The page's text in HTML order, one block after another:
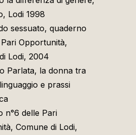
Lodi 1998
sessuato, quaderno
Opportunità,
Lodi, 2004
Parlata, la donna tra
e prassi
n°6 delle Pari
Comune di Lodi,